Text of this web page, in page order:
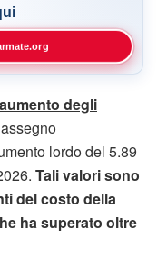
degli
lordo del 5.89
Tali valori sono
del costo della
ha superato oltre